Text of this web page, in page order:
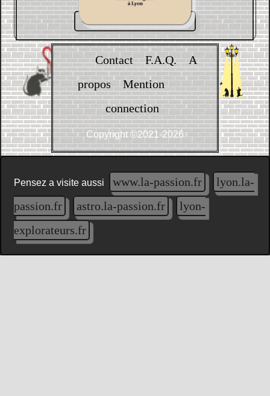
Contact F.A.Q.
A
propos
Mention
connection
Copyright ©2021-2026
Pensez a visite aussi www.la-passion.fr
lyon.la-
passion.fr
astro.la-passion.fr
lyon-
explorateurs.fr